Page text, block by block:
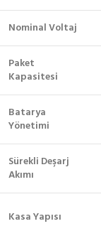
Nominal Voltaj
Paket
Kapasitesi
Batarya
Yönetimi
Sürekli Deşarj
Akımı
Kasa Yapısı